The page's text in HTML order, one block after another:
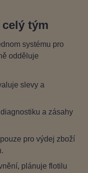
tým
systému pro
odděluje
slevy a
a zásahy
pro výdej zboží
plánuje flotilu